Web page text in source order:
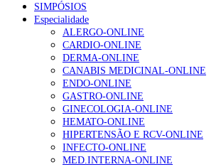
NOTÍCIAS MAIS LIDAS
Enfermagem Forense. “Da
gesto conta e cada profissional faz
203 visualizações
1.º Episódio do Podcast
te na Insuficiência Cardíaca” da
169 visualizações
SIMPÓSIOS
Especialidade
ALERGO-ONLINE
CARDIO-ONLINE
DERMA-ONLINE
CANABIS MEDICINAL-ONLINE
ENDO-ONLINE
GASTRO-ONLINE
GINECOLOGIA-ONLINE
HEMATO-ONLINE
HIPERTENSÃO E RCV-ONLINE
INFECTO-ONLINE
MED.INTERNA-ONLINE